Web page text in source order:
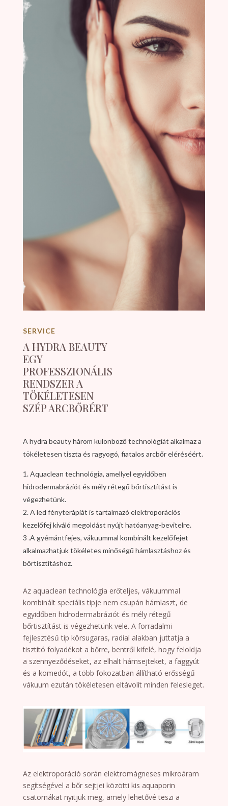
SERVICE
A HYDRA BEAUTY
EGY
PROFESSZIONÁLIS
RENDSZER A
TÖKÉLETESEN
SZÉP ARCBŐRÉRT
A hydra beauty három különböző technológiát alkalmaz a
tökéletesen tiszta és ragyogó, fiatalos arcbőr eléréséért.
1. Aquaclean technológia, amellyel egyidőben
hidrodermabráziót és mély rétegű bőrtisztítást is
végezhetünk.
2. A led fényterápiát is tartalmazó elektroporációs
kezelőfej kiváló megoldást nyújt hatóanyag-bevitelre.
3 .A gyémántfejes, vákuummal kombinált kezelőfejet
alkalmazhatjuk tökéletes minőségű hámlasztáshoz és
bőrtisztításhoz.
Az aquaclean technológia erőteljes, vákuummal
kombinált speciális tipje nem csupán hámlaszt, de
egyidőben hidrodermabráziót és mély rétegű
bőrtisztítást is végezhetünk vele. A forradalmi
fejlesztésű tip körsugaras, radial alakban juttatja a
tisztító folyadékot a bőrre, bentről kifelé, hogy feloldja
a szennyeződéseket, az elhalt hámsejteket, a faggyút
és a komedót, a több fokozatban állítható erősségű
vákuum ezután tökéletesen eltávolít minden felesleget.
Az elektroporáció során elektromágneses mikroáram
segítségével a bőr sejtjei közötti kis aquaporin
csatornákat nyitjuk meg, amely lehetővé teszi a